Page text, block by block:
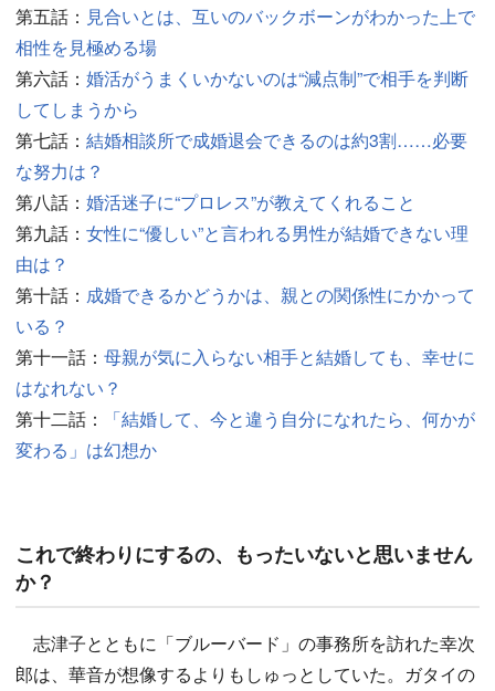
第五話： 見合いとは、互いのバックボーンがわかった上で
相性を見極める場
第六話： 婚活がうまくいかないのは“減点制”で相手を判断
してしまうから
第七話： 結婚相談所で成婚退会できるのは約3割……必要
な努力は？
第八話： 婚活迷子に“プロレス”が教えてくれること
第九話： 女性に“優しい”と言われる男性が結婚できない理
由は？
第十話： 成婚できるかどうかは、親との関係性にかかって
いる？
第十一話： 母親が気に入らない相手と結婚しても、幸せに
はなれない？
第十二話：
「結婚して、今と違う自分になれたら、何かが
変わる」は幻想か
これで終わりにするの、もったいないと思いません
か？
志津子とともに「ブルーバード」の事務所を訪れた幸次
郎は、華音が想像するよりもしゅっとしていた。ガタイの